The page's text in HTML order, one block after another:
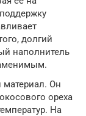
долгий
наполнитель
Он
ореха
На